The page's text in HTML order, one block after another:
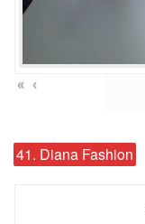
« ‹
41. Diana Fashion